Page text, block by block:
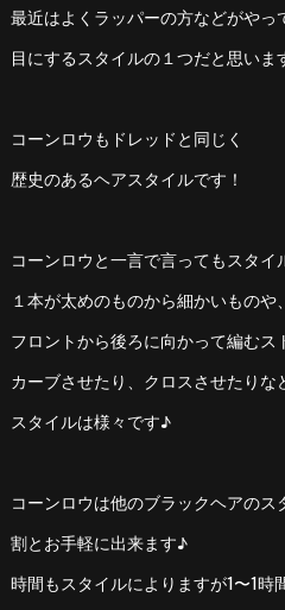
最近はよくラッパーの方などがやっ
目にするスタイルの１つだと思いま
コーンロウもドレッドと同じく
歴史のあるヘアスタイルです！
コーンロウと一言で言ってもスタイ
１本が太めのものから細かいものや、
フロントから後ろに向かって編むス
カーブさせたり、クロスさせたりな
スタイルは様々です♪
コーンロウは他のブラックヘアのス
割とお手軽に出来ます♪
時間もスタイルによりますが1〜1時